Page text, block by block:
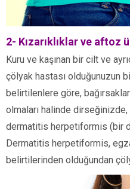
2- Kızarıklıklar ve aftoz
Kuru ve kaşınan bir cilt ve
çölyak hastası olduğunuzun
belirtilenlere göre,
olmaları halinde
dermatitis herpetiformis (bir
Dermatitis herpetiformis,
belirtilerinden olduğundan